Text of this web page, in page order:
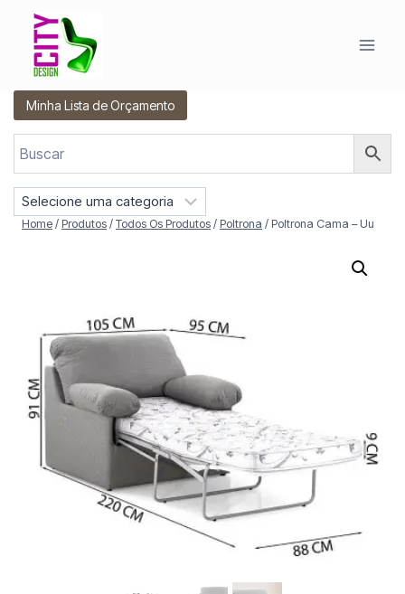
Conteúdo
Minha Lista de Orçamento
eHome / Produtos / Todos Os Produtos / Poltrona / Poltrona Cama – Uu